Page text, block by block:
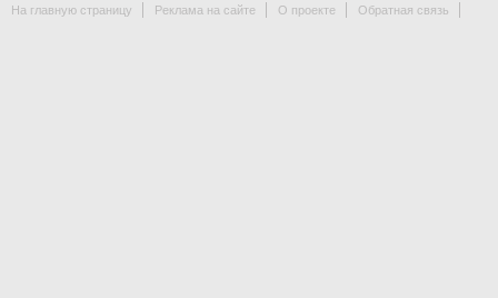
На главную страницу Реклама на сайте О проекте Обратная связь